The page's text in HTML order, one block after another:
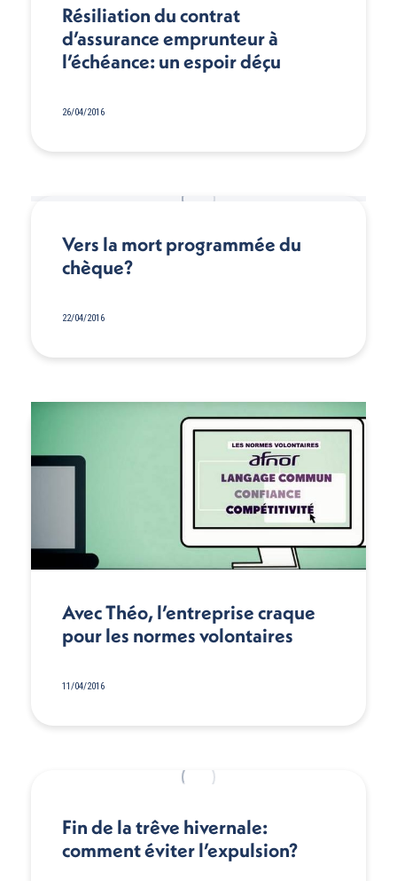
Résiliation du contrat
d’assurance emprunteur à
l’échéance: un espoir déçu
26/04/2016
Vers la mort programmée du
chèque?
22/04/2016
Avec Théo, l’entreprise craque
pour les normes volontaires
11/04/2016
Fin de la trêve hivernale:
comment éviter l’expulsion?